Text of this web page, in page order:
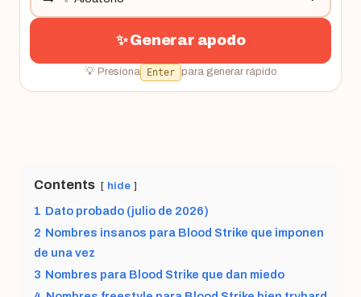
✨ Generar apodo
💡 Presiona Enter para generar rápido
Contents hide
1 Dato probado (julio de 2026)
2 Nombres insanos para Blood Strike que imponen
de una vez
3 Nombres para Blood Strike que dan miedo